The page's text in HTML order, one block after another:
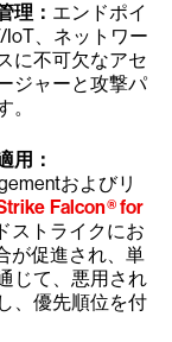
理： エンドポイ
IoT、ネットワー
に不可欠なアセ
ジャーと攻撃パ
用：
およびリ
Falcon® for
ストライクにお
が促進され、単
じて、悪用され
、優先順位を付